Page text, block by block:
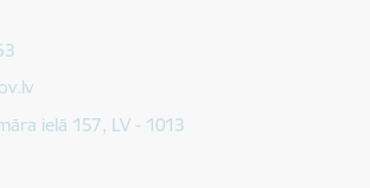
ielā 157, LV - 1013